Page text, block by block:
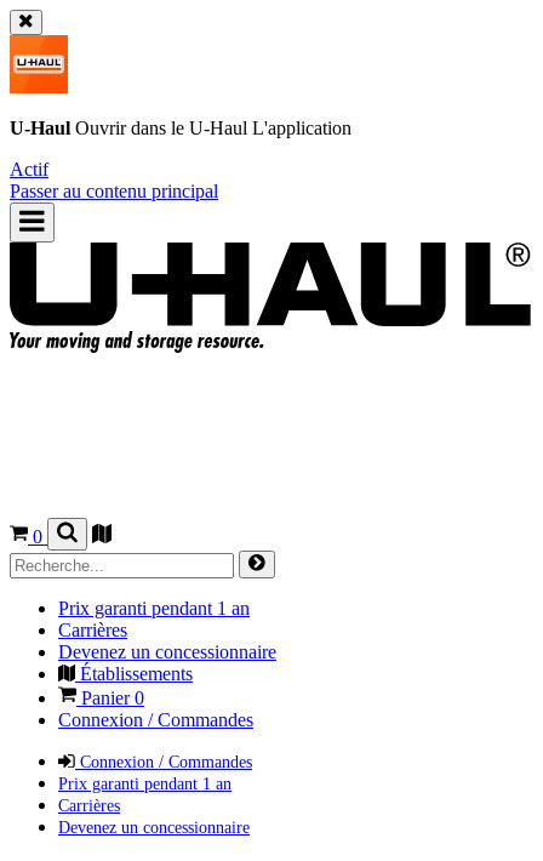
U-Haul Ouvrir dans le U-Haul L'application
Actif
Passer au contenu principal
0
Prix garanti pendant 1 an
Carrières
Devenez un concessionnaire
Établissements
Panier0
Connexion / Commandes
Connexion / Commandes
Prix garanti pendant 1 an
Carrières
Devenez un concessionnaire